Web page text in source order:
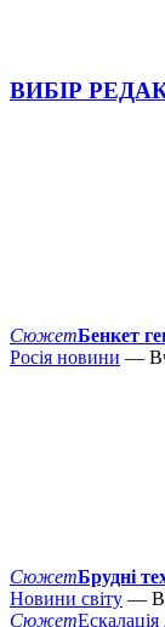
ВИБІР
СюжетБенкет
Росія новини —
СюжетБрудні
Новини світу —
Сюжет